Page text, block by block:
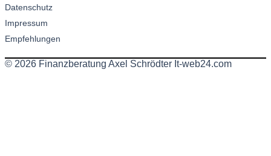
Datenschutz
Impressum
Empfehlungen